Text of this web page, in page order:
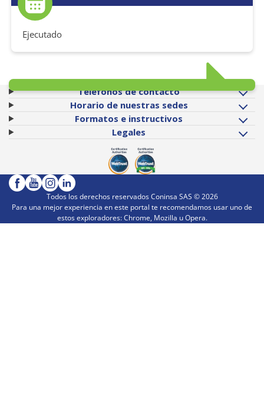
Ejecutado
Teléfonos de contacto
Horario de nuestras sedes
Formatos e instructivos
Legales
Todos los derechos reservados Coninsa SAS ©2026
Para una mejor experiencia en este portal te recomendamos usar uno de
estos exploradores: Chrome, Mozilla u Opera.